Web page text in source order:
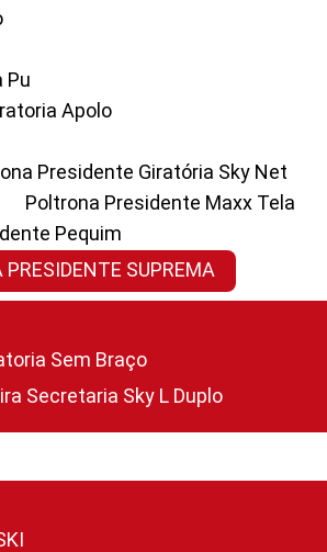
Pu
Apolo
Presidente Giratória Sky Net
Poltrona Presidente Maxx Tela
Pequim
PRESIDENTE SUPREMA
Sem Braço
Secretaria Sky L Duplo